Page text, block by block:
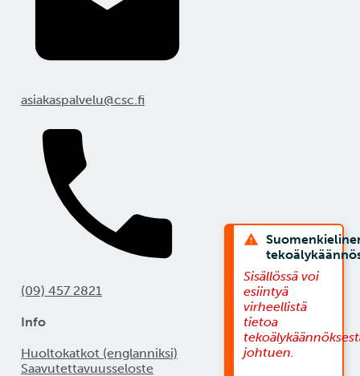
asiakaspalvelu@csc.fi
(09) 457 2821
Info
Huoltokatkot (englanniksi)
Saavutettavuusseloste
Sisällössä voi
esiintyä
virheellistä
tietoa
johtuen.